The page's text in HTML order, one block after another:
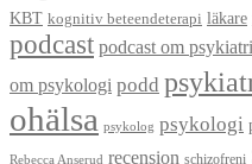
KBT kognitiv beteendeterapi läkare
podcast podcast om psykiatri
om psykologi podd
ohälsa psykolog psykologi
Rebecca Anserud recension schizofreni